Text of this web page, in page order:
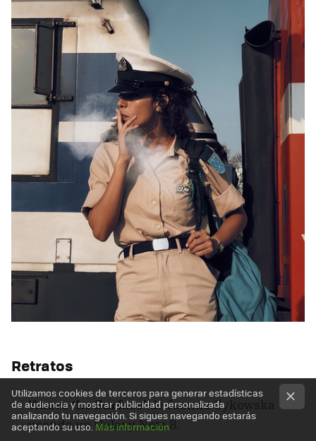
Retratos
'Above the Surface'de Joanna Cykowska
usando un Galaxy Note 8.
Utilizamos cookies de terceros para generar estadísticas
de audiencia y mostrar publicidad personalizada
analizando tu navegación. Si sigues navegando estarás
aceptando su uso. Más información